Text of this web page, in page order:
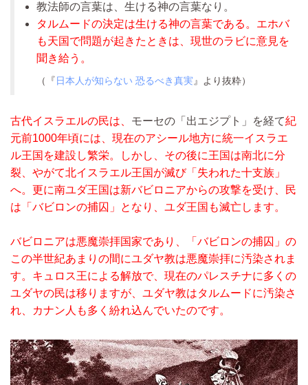
教法師の言葉は、生ける神の言葉なり。
タルムードの決定は生ける神の言葉である。エホバ
も天国で問題が起きたときは、現世のラビに意見を
聞き給う。
（『日本人が知らない 恐るべき真実』より抜粋）
古代イスラエルの民は、 モーセの「出エジプト」を経て紀
元前1000年頃には、現在のアシール地方に統一イスラエ
ル王国を建設し繁栄。しかし、その後に王国は南北に分
裂、やがて北イスラエル王国が滅び「失われた十支族」
へ。更に南ユダ王国は新バビロニアからの攻撃を受け、民
は「バビロンの捕囚」となり、ユダ王国も滅亡します。
バビロニアは悪魔崇拝国家であり、「バビロンの捕囚」の
この半世紀あまりの間にユダヤ教は悪魔崇拝に汚染されま
す。キュロス王による解放で、現在のパレスチナに多くの
ユダヤの民は移りますが、ユダヤ教はタルムードに汚染さ
れ、カナン人も多く紛れ込んでいたのです。